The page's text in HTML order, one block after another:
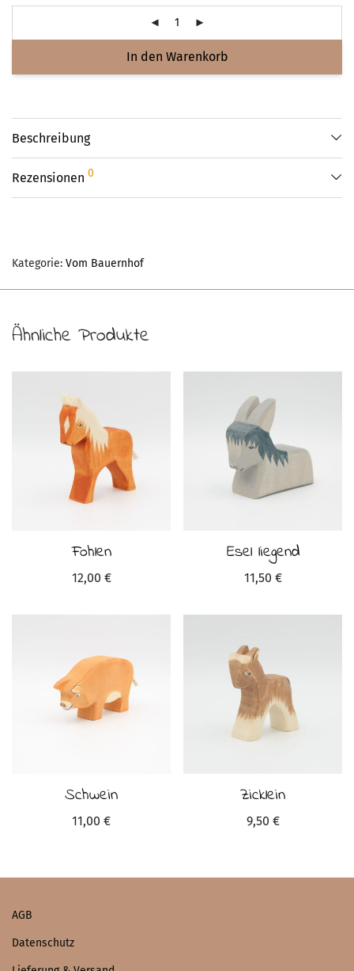
In den Warenkorb
Beschreibung
Rezensionen 0
Kategorie: Vom Bauernhof
Ähnliche Produkte
Fohlen
12,00 €
Esel liegend
11,50 €
Schwein
11,00 €
Zicklein
9,50 €
AGB
Datenschutz